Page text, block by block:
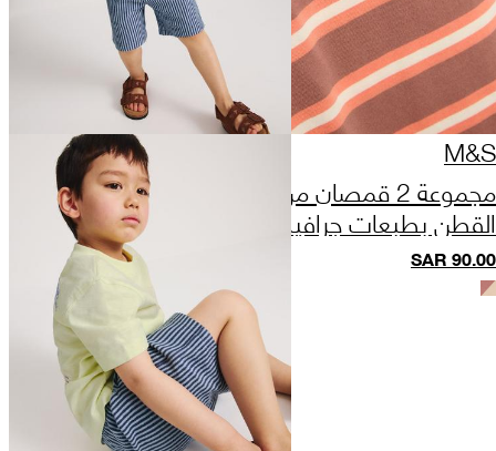
M&S
مجموعة 2 قمصان من
القطن بطبعات جرافيك
(6-16 سنة) SAR90.00